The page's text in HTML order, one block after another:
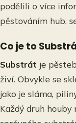
podělili o více
pěstováním hub,
Co je to
Substrát je
živí. Obvykle se
jako je sláma,
Každý druh